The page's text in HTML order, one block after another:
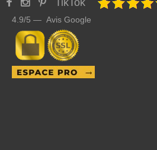
TikTok
4.9/5 — Avis Google